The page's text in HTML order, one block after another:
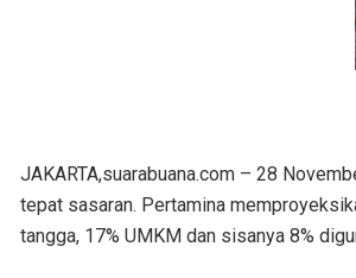
JAKARTA,suarabuana.com – 28
tepat sasaran. Pertamina
tangga, 17% UMKM dan sisanya 8%